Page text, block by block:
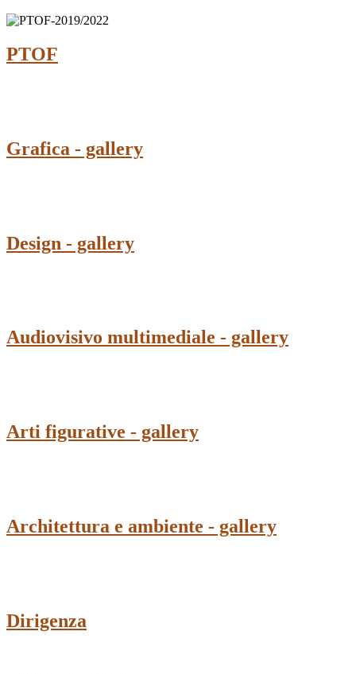
PTOF
Grafica - gallery
Design - gallery
Audiovisivo multimediale - gallery
Arti figurative - gallery
Architettura e ambiente - gallery
Dirigenza